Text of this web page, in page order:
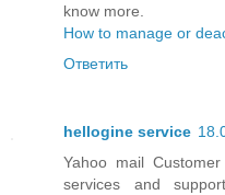
know more.
How to manage or
Ответить
hellogine service
Yahoo mail
services and